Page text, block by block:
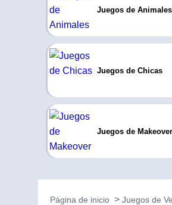
Juegos de Animales
Juegos de Chicas
Juegos de Makeover
Página de inicio Juegos de